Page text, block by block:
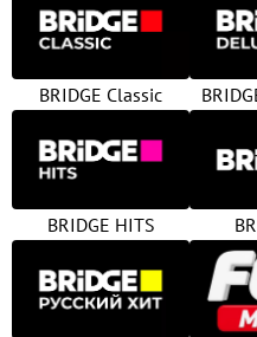
BRIDGE Classic
BRIDGE HITS